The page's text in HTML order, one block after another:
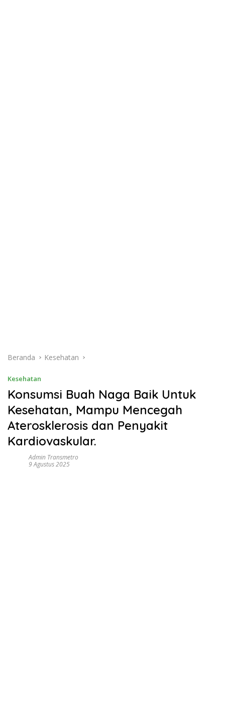
Beranda Kesehatan
Kesehatan
Konsumsi Buah Naga Baik Untuk
Kesehatan, Mampu Mencegah
Aterosklerosis dan Penyakit
Kardiovaskular.
Admin Transmetro
9 Agustus 2025